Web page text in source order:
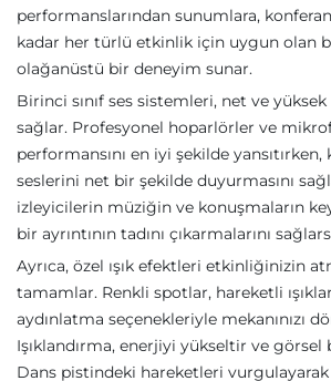
performanslarından sunumlara,
kadar her türlü etkinlik için uygun olan
olağanüstü bir deneyim sunar.
Birinci sınıf ses sistemleri, net ve yüksek
sağlar. Profesyonel hoparlörler ve
performansını en iyi şekilde yansıtırken,
seslerini net bir şekilde duyurmasını
izleyicilerin müziğin ve konuşmaların
bir ayrıntının tadını çıkarmalarını
Ayrıca, özel ışık efektleri etkinliğinizin
tamamlar. Renkli spotlar, hareketli
aydınlatma seçenekleriyle mekanınızı
Işıklandırma, enerjiyi yükseltir ve görsel
Dans pistindeki hareketleri